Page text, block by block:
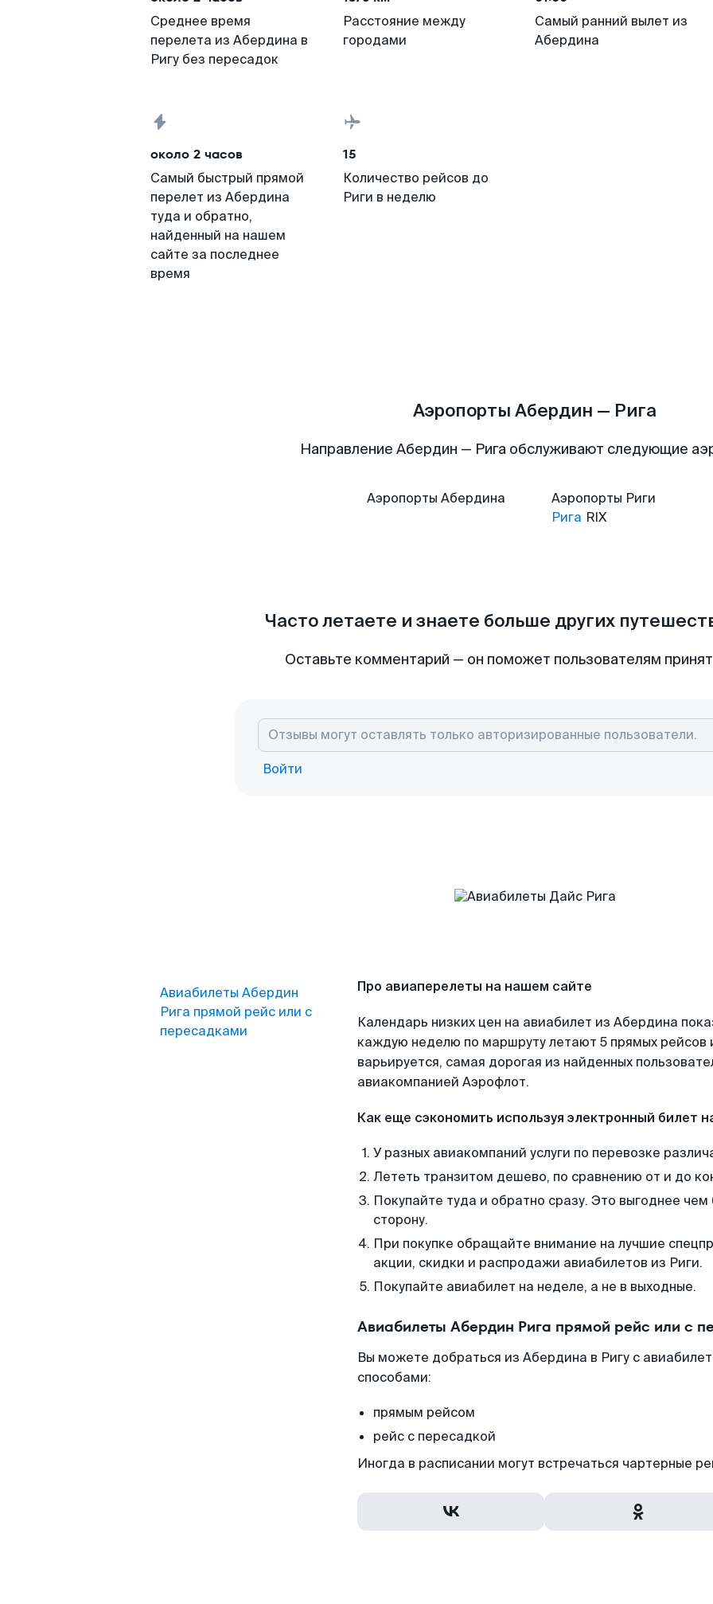
Среднее время
перелета из Абердина в
Ригу без пересадок
Расстояние между
городами
Самый ранний вылет из
Абердина
около 2 часов
Самый быстрый прямой
перелет из Абердина
туда и обратно,
найденный на нашем
сайте за последнее
время
15
Количество рейсов до
Риги в неделю
Аэропорты Абердин — Рига
Направление Абердин — Рига обслуживают следующие
Аэропорты Абердина Аэропорты Риги
Рига RIX
Часто летаете и знаете больше других
Оставьте комментарий — он поможет пользователям
Войти
Авиабилеты Абердин
Рига прямой рейс или с
пересадками
Про авиаперелеты на нашем сайте
Календарь низких цен на авиабилет из Абердина
каждую неделю по маршруту летают 5 прямых рейсов
варьируется, самая дорогая из найденных
авиакомпанией Аэрофлот.
Как еще сэкономить используя электронный билет
У разных авиакомпаний услуги по перевозке
Лететь транзитом дешево, по сравнению от и до
Покупайте туда и обратно сразу. Это выгоднее
сторону.
При покупке обращайте внимание на лучшие
акции, скидки и распродажи авиабилетов из Риги.
Покупайте авиабилет на неделе, а не в выходные.
Авиабилеты Абердин Рига прямой рейс или с
Вы можете добраться из Абердина в Ригу с
способами:
прямым рейсом
рейс с пересадкой
Иногда в расписании могут встречаться чартерные